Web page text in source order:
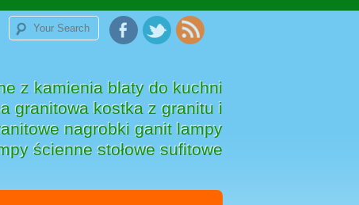
z kamienia blaty do kuchni
granitowa kostka z granitu i
nagrobki ganit lampy
ścienne stołowe sufitowe